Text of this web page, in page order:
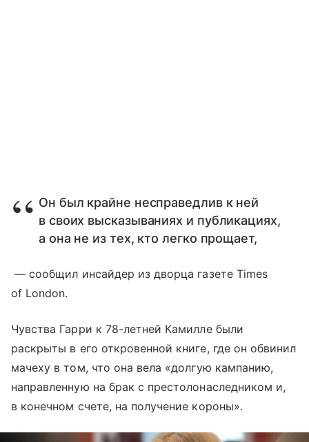
Он был крайне несправедлив к ней
в своих высказываниях и публикациях,
а она не из тех, кто легко прощает,
— сообщил инсайдер из дворца газете Times
of London.
Чувства Гарри к 78-летней Камилле были
раскрыты в его откровенной книге, где он обвинил
мачеху в том, что она вела «долгую кампанию,
направленную на брак с престолонаследником и,
в конечном счете, на получение короны».